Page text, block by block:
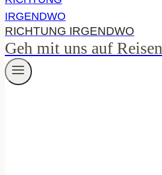
RICHTUNG IRGENDWO
Geh mit uns auf Reisen